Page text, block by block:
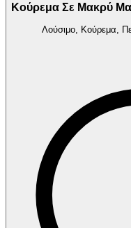
Κούρεμα Σε Μακρύ
Λούσιμο, Κούρεμα,